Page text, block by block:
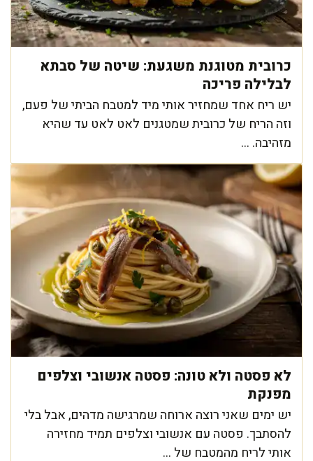
כרובית מטוגנת משגעת: שיטה של סבתא
לבלילה פריכה
יש ריח אחד שמחזיר אותי מיד למטבח הביתי של פעם,
וזה הריח של כרובית שמטגנים לאט לאט עד שהיא
מזהיבה. ...
לא פסטה ולא טונה: פסטה אנשובי וצלפים
מפנקת
יש ימים שאני רוצה ארוחה שמרגישה מדהים, אבל בלי
להסתבך. פסטה עם אנשובי וצלפים תמיד מחזירה
אותי לריח מהמטבח של ...